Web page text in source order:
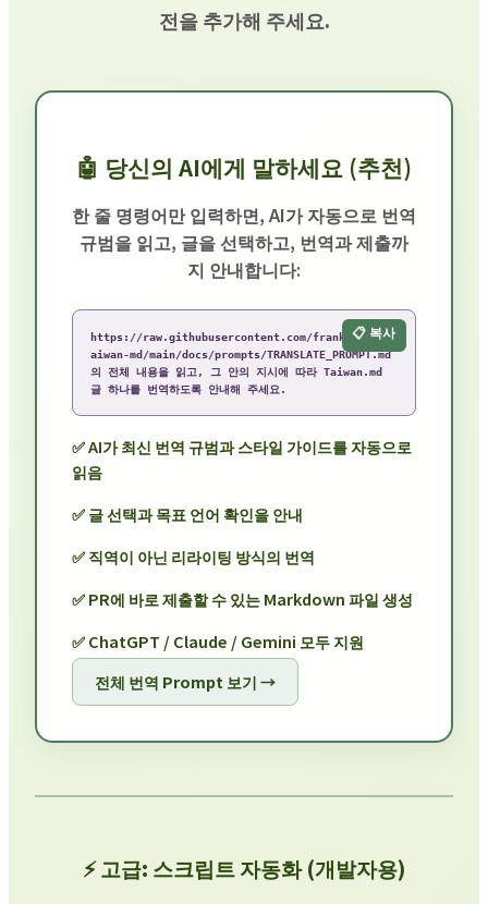
전을 추가해 주세요.
🤖 당신의 AI에게 말하세요 (추천)
한 줄 명령어만 입력하면, AI가 자동으로 번역
규범을 읽고, 글을 선택하고, 번역과 제출까
지 안내합니다:
https://raw.githubusercontent.com/frank890417/t
aiwan-md/main/docs/prompts/TRANSLATE_PROMPT.md
의 전체 내용을 읽고, 그 안의 지시에 따라 Taiwan.md
글 하나를 번역하도록 안내해 주세요.
📋 복사
✅ AI가 최신 번역 규범과 스타일 가이드를 자동으로
읽음
✅ 글 선택과 목표 언어 확인을 안내
✅ 직역이 아닌 리라이팅 방식의 번역
✅ PR에 바로 제출할 수 있는 Markdown 파일 생성
✅ ChatGPT / Claude / Gemini 모두 지원
전체 번역 Prompt 보기 →
⚡ 고급: 스크립트 자동화 (개발자용)